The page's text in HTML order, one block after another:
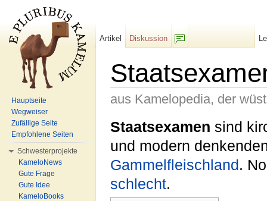
aus Kamelopedia, der
Staatsexamen sind
und modern
Gammelfleischland.
schlecht.
Artikel
Diskussion
Hauptseite
Wegweiser
Zufällige Seite
Empfohlene Seiten
Schwesterprojekte
KameloNews
Gute Frage
Gute Idee
KameloBooks